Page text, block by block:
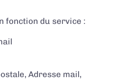
fonction du service :
Adresse mail,